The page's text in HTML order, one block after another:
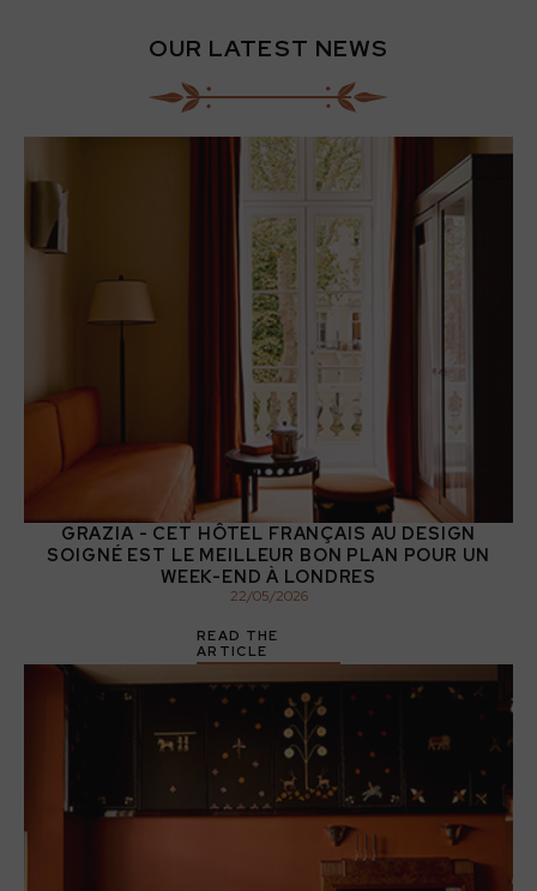
OUR LATEST NEWS
GRAZIA - CET HÔTEL FRANÇAIS AU DESIGN
SOIGNÉ EST LE MEILLEUR BON PLAN POUR UN
WEEK-END À LONDRES
22/05/2026
READ THE
ARTICLE